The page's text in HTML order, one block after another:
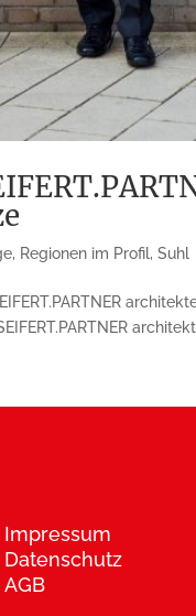
, Regionen im Profil,Suhl
Impressum
Datenschutz
AGB